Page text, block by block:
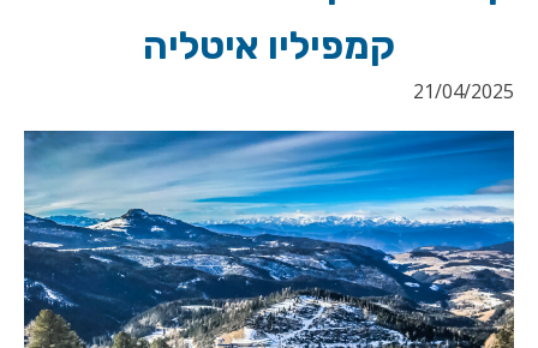
קמפיליו איטליה
21/04/2025